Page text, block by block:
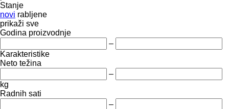
Stanje
novi rabljene
prikaži sve
Godina proizvodnje
–
Karakteristike
Neto težina
–
kg
Radnih sati
–